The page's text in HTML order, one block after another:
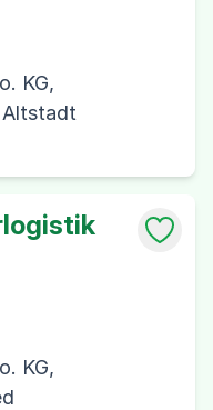
KG,
Altstadt
KG,